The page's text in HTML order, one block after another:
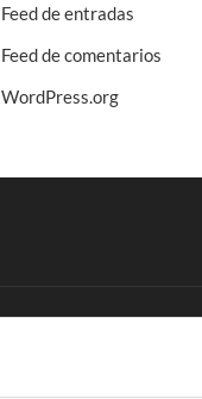
Feed de entradas
Feed de comentarios
WordPress.org